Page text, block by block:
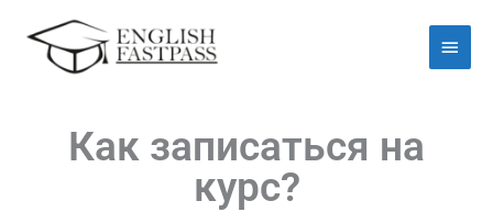
Как записаться на
курс?